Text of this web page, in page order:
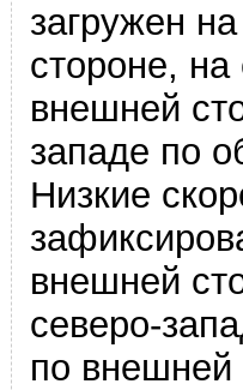
загружен
стороне, на
внешней
западе по
Низкие
внешней
северо-
по внешней